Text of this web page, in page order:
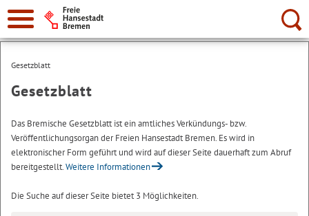
Suche:
Gesetzblatt
Gesetzblatt
Das Bremische Gesetzblatt ist ein amtliches Verkündungs- bzw.
Veröffentlichungsorgan der Freien Hansestadt Bremen. Es wird in
elektronischer Form geführt und wird auf dieser Seite dauerhaft zum Abruf
bereitgestellt.Weitere Informationen
Die Suche auf dieser Seite bietet 3 Möglichkeiten.